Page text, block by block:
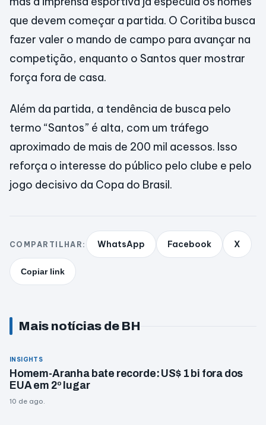
que devem começar a partida. O Coritiba busca
fazer valer o mando de campo para avançar na
competição, enquanto o Santos quer mostrar
força fora de casa.
Além da partida, a tendência de busca pelo
termo “Santos” é alta, com um tráfego
aproximado de mais de 200 mil acessos. Isso
reforça o interesse do público pelo clube e pelo
jogo decisivo da Copa do Brasil.
COMPARTILHAR: WhatsApp Facebook X
Copiar link
Mais notícias de BH
INSIGHTS
Homem-Aranha bate recorde: US$ 1 bi fora dos
EUA em 2º lugar
10 de ago.